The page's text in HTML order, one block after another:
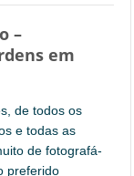
–
em
de todos os
e todas as
de fotografá-
preferido